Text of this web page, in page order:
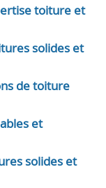
toiture et
solides et
de toiture
et
solides et